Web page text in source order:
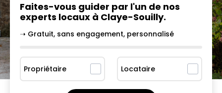
Faites-vous guider par l'un de nos
experts locaux à Claye-Souilly.
➝ Gratuit, sans engagement, personnalisé
Propriétaire Locataire